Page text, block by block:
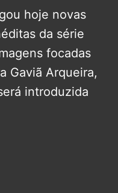
hoje novas
da série
focadas
Gaviã Arqueira,
introduzida